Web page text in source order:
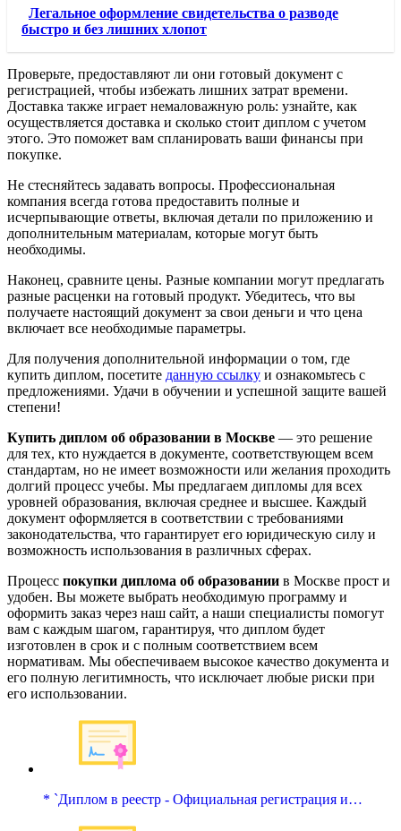
Легальное оформление свидетельства о разводе
быстро и без лишних хлопот
Проверьте, предоставляют ли они готовый документ с
регистрацией, чтобы избежать лишних затрат времени.
Доставка также играет немаловажную роль: узнайте, как
осуществляется доставка и сколько стоит диплом с учетом
этого. Это поможет вам спланировать ваши финансы при
покупке.
Не стесняйтесь задавать вопросы. Профессиональная
компания всегда готова предоставить полные и
исчерпывающие ответы, включая детали по приложению и
дополнительным материалам, которые могут быть
необходимы.
Наконец, сравните цены. Разные компании могут предлагать
разные расценки на готовый продукт. Убедитесь, что вы
получаете настоящий документ за свои деньги и что цена
включает все необходимые параметры.
Для получения дополнительной информации о том, где
купить диплом, посетите данную ссылку и ознакомьтесь с
предложениями. Удачи в обучении и успешной защите вашей
степени!
Купить диплом об образовании в Москве — это решение
для тех, кто нуждается в документе, соответствующем всем
стандартам, но не имеет возможности или желания проходить
долгий процесс учебы. Мы предлагаем дипломы для всех
уровней образования, включая среднее и высшее. Каждый
документ оформляется в соответствии с требованиями
законодательства, что гарантирует его юридическую силу и
возможность использования в различных сферах.
Процесс покупки диплома об образовании в Москве прост и
удобен. Вы можете выбрать необходимую программу и
оформить заказ через наш сайт, а наши специалисты помогут
вам с каждым шагом, гарантируя, что диплом будет
изготовлен в срок и с полным соответствием всем
нормативам. Мы обеспечиваем высокое качество документа и
его полную легитимность, что исключает любые риски при
его использовании.
* `Диплом в реестр - Официальная регистрация и…